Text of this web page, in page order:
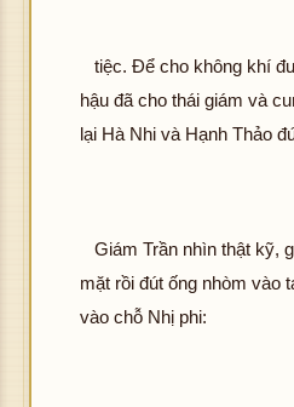
tiệc. Để cho không khí
hậu đã cho thái giám và
lại Hà Nhi và Hạnh Thảo
Giám Trần nhìn thật kỹ,
mặt rồi đút ống nhòm vào
vào chỗ Nhị phi: